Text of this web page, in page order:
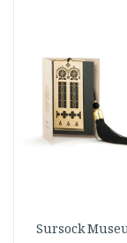
Sursock